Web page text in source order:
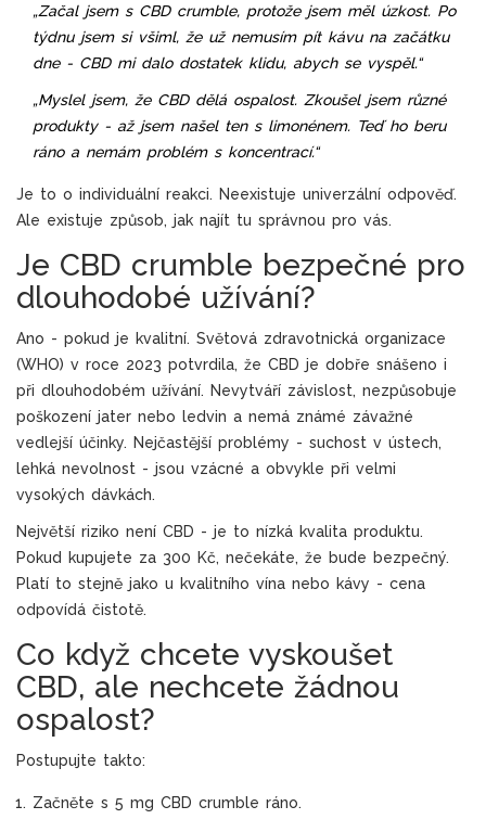
„Začal jsem s CBD crumble, protože jsem měl úzkost. Po
týdnu jsem si všiml, že už nemusím pít kávu na začátku
dne - CBD mi dalo dostatek klidu, abych se vyspěl.“
„Myslel jsem, že CBD dělá ospalost. Zkoušel jsem různé
produkty - až jsem našel ten s limonénem. Teď ho beru
ráno a nemám problém s koncentrací.“
Je to o individuální reakci. Neexistuje univerzální odpověď.
Ale existuje způsob, jak najít tu správnou pro vás.
Je CBD crumble bezpečné pro
dlouhodobé užívání?
Ano - pokud je kvalitní. Světová zdravotnická organizace
(WHO) v roce 2023 potvrdila, že CBD je dobře snášeno i
při dlouhodobém užívání. Nevytváří závislost, nezpůsobuje
poškození jater nebo ledvin a nemá známé závažné
vedlejší účinky. Nejčastější problémy - suchost v ústech,
lehká nevolnost - jsou vzácné a obvykle při velmi
vysokých dávkách.
Největší riziko není CBD - je to nízká kvalita produktu.
Pokud kupujete za 300 Kč, nečekáte, že bude bezpečný.
Platí to stejně jako u kvalitního vína nebo kávy - cena
odpovídá čistotě.
Co když chcete vyskoušet
CBD, ale nechcete žádnou
ospalost?
Postupujte takto:
Začněte s 5 mg CBD crumble ráno.